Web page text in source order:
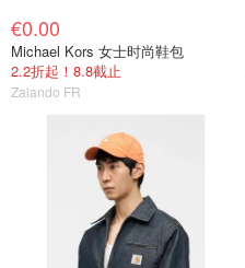
€0.00
Michael Kors 女士时尚鞋包
2.2折起！8.8截止
Zalando FR